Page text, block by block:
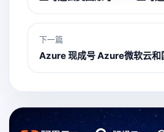
下一篇
Azure 现成号 Azure微软云和